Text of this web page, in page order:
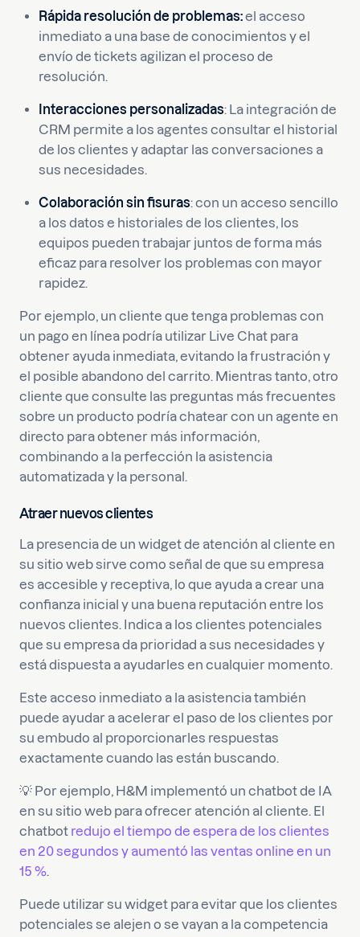
Rápida resolución de problemas:el acceso
inmediato a una base de conocimientos y el
envío de tickets agilizan el proceso de
resolución.
Interacciones personalizadas: La integración de
CRM permite a los agentes consultar el historial
de los clientes y adaptar las conversaciones a
sus necesidades.
Colaboración sin fisuras: con un acceso sencillo
a los datos e historiales de los clientes, los
equipos pueden trabajar juntos de forma más
eficaz para resolver los problemas con mayor
rapidez.
Por ejemplo, un cliente que tenga problemas con
un pago en línea podría utilizar Live Chat para
obtener ayuda inmediata, evitando la frustración y
el posible abandono del carrito. Mientras tanto, otro
cliente que consulte las preguntas más frecuentes
sobre un producto podría chatear con un agente en
directo para obtener más información,
combinando a la perfección la asistencia
automatizada y la personal.
Atraer nuevos clientes
La presencia de un widget de atención al cliente en
su sitio web sirve como señal de que su empresa
es accesible y receptiva, lo que ayuda a crear una
confianza inicial y una buena reputación entre los
nuevos clientes. Indica a los clientes potenciales
que su empresa da prioridad a sus necesidades y
está dispuesta a ayudarles en cualquier momento.
Este acceso inmediato a la asistencia también
puede ayudar a acelerar el paso de los clientes por
su embudo al proporcionarles respuestas
exactamente cuando las están buscando.
💡 Por ejemplo, H&M implementó un chatbot de IA
en su sitio web para ofrecer atención al cliente. El
chatbot redujo el tiempo de espera de los clientes
en 20 segundos y aumentó las ventas online en un
15 %.
Puede utilizar su widget para evitar que los clientes
potenciales se alejen o se vayan a la competencia